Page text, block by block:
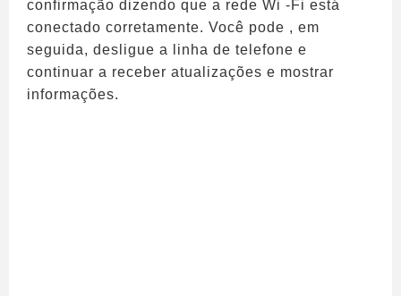
confirmação dizendo que a rede Wi -Fi está
conectado corretamente. Você pode , em
seguida, desligue a linha de telefone e
continuar a receber atualizações e mostrar
informações.